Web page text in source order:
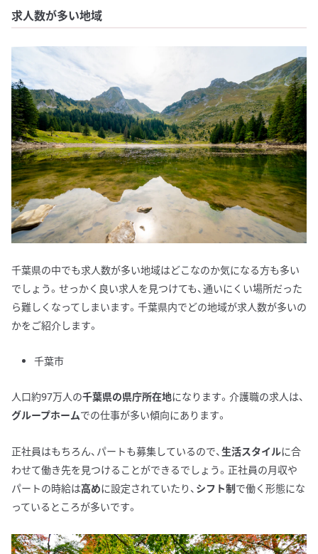
求人数が多い地域
千葉県の中でも求人数が多い地域はどこなのか気になる方も多い
でしょう。せっかく良い求人を見つけても、通いにくい場所だった
ら難しくなってしまいます。千葉県内でどの地域が求人数が多いの
かをご紹介します。
千葉市
人口約97万人の千葉県の県庁所在地になります。介護職の求人は、
グループホームでの仕事が多い傾向にあります。
正社員はもちろん、パートも募集しているので、 生活スタイルに合
わせて働き先を見つけることができるでしょう。正社員の月収や
パートの時給は高めに設定されていたり、 シフト制で働く形態にな
っているところが多いです。